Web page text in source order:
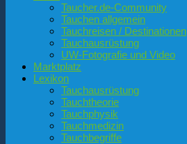
Taucher.de-Community
Tauchen allgemein
Tauchreisen / Destinationen
Tauchausrüstung
UW-Fotografie und Video
Marktplatz
Lexikon
Tauchausrüstung
Tauchtheorie
Tauchphysik
Tauchmedizin
Tauchbegriffe